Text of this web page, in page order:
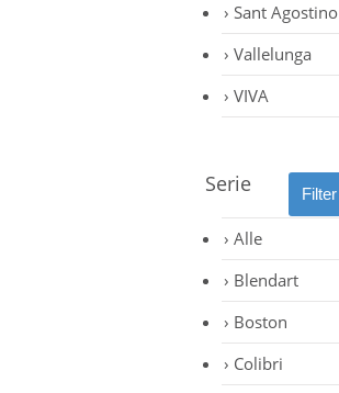
Sant Agostino
Vallelunga
VIVA
Serie
Alle
Blendart
Boston
Colibri